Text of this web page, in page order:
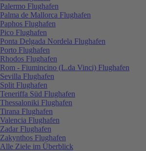
Palermo Flughafen
Palma de Mallorca Flughafen
Paphos Flughafen
Pico Flughafen
Ponta Delgada Nordela Flughafen
Porto Flughafen
Rhodos Flughafen
Rom - Fiumincino (L.da Vinci) Flughafen
Sevilla Flughafen
Split Flughafen
Teneriffa Süd Flughafen
Thessaloniki Flughafen
Tirana Flughafen
Valencia Flughafen
Zadar Flughafen
Zakynthos Flughafen
Alle Ziele im Überblick